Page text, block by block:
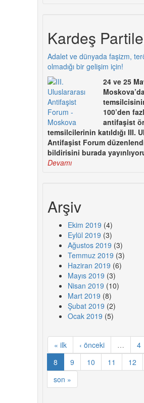
Kardeş
Adalet ve dünyada faşizm,
olmadığı bir gelişim için!
24 ve 25
100’den
antifaşist
temsilcilerinin katıldığı III.
Antifaşist Forum
bildirisini burada
Devamı
Arşiv
Ekim 2019 (4)
Eylül 2019 (3)
Ağustos 2019 (3)
Temmuz 2019 (3)
Haziran 2019 (6)
Mayıs 2019 (3)
Nisan 2019 (10)
Mart 2019 (8)
Şubat 2019 (2)
Ocak 2019 (5)
« ilk ‹ önceki … 4
8
9 10 11 12
son »